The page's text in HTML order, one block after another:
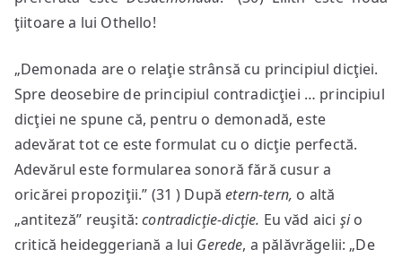
ţiitoare a lui Othello!
„Demonada are o relaţie strânsă cu principiul dicţiei.
Spre deosebire de principiul contradicţiei … principiul
dicţiei ne spune că, pentru o demonadă, este
adevărat tot ce este formulat cu o dicţie perfectă.
Adevărul este formularea sonoră fără cusur a
oricărei propoziţii.” (31 ) Dupăetern-tern, o altă
„antiteză” reuşită:contradicţie-dicţie. Eu văd aici şio
critică heideggeriană a lui Gerede, a pălăvrăgelii: „De